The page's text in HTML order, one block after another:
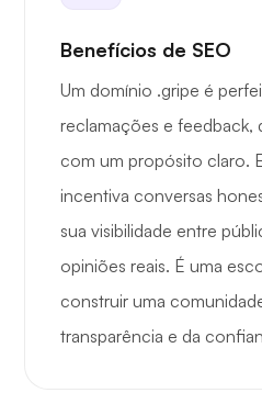
Benefícios de SEO
Um domínio .gripe é
reclamações e feedback,
com um propósito claro.
incentiva conversas
sua visibilidade entre
opiniões reais. É uma
construir uma
transparência e da